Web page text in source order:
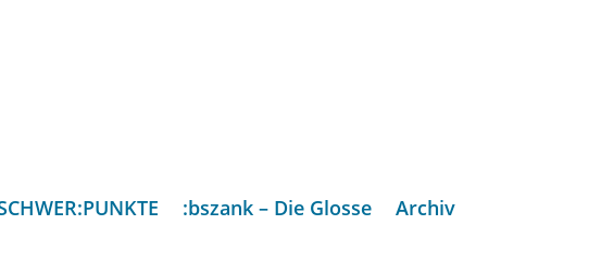
:bszank – Die Glosse Archiv